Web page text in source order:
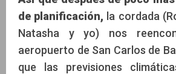
de planificación, la cordada
Natasha y yo) nos
aeropuerto de San Carlos de
que las previsiones